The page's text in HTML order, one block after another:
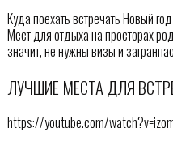
Куда поехать встречать Новый
Мест для отдыха на просторах
значит, не нужны визы и
ЛУЧШИЕ МЕСТА ДЛЯ
https://youtube.com/